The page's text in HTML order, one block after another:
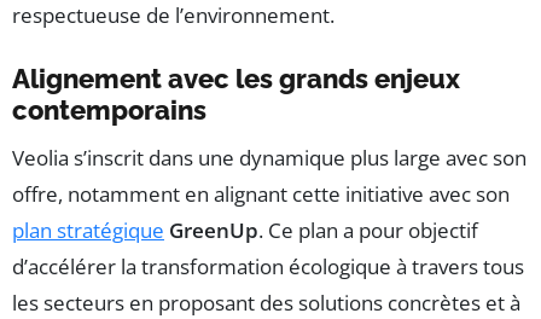
respectueuse de l’environnement.
Alignement avec les grands enjeux
contemporains
Veolia s’inscrit dans une dynamique plus large avec son
offre, notamment en alignant cette initiative avec son
plan stratégique GreenUp. Ce plan a pour objectif
d’accélérer la transformation écologique à travers tous
les secteurs en proposant des solutions concrètes et à